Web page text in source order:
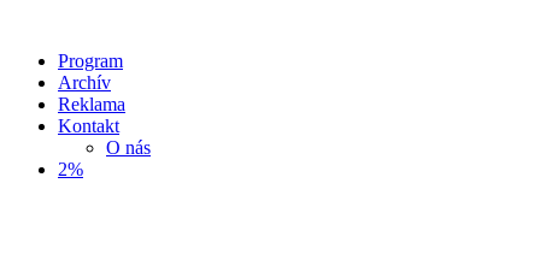
Program
Archív
Reklama
Kontakt
O nás
2%